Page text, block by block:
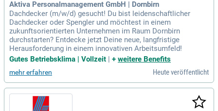
Aktiva Personalmanagement GmbH | Dornbirn
Dachdecker (m/w/d) gesucht! Du bist leidenschaftlicher
Dachdecker oder Spengler und möchtest in einem
zukunftsorientierten Unternehmen im Raum Dornbirn
durchstarten? Entdecke jetzt Deine neue, langfristige
Herausforderung in einem innovativen Arbeitsumfeld!
Gutes Betriebsklima | Vollzeit | + weitere Benefits
mehr erfahren Heute veröffentlicht